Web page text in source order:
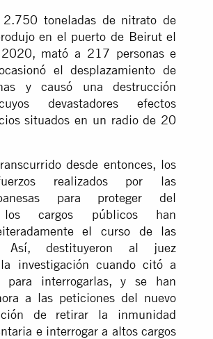
2.750 toneladas de nitrato de
en el puerto de Beirut el
mató a 217 personas e
el desplazamiento de
y causó una destrucción
devastadores efectos
situados en un radio de 20
desde entonces, los
realizados por las
para proteger del
cargos públicos han
el curso de las
destituyeron al juez
investigación cuando citó a
para interrogarlas, y se han
a las peticiones del nuevo
de retirar la inmunidad
e interrogar a altos cargos